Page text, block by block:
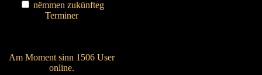
nëmmen zukünfteg
Terminer
Am Moment sinn 1506 User
online.